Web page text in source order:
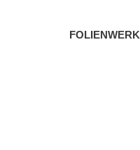
FOLIENWERK